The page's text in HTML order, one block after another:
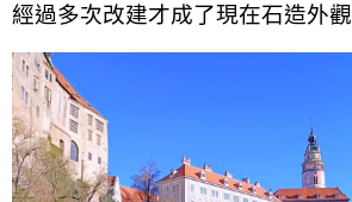
經過多次改建才成了現在石造外觀